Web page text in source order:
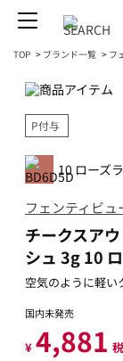
TOP > ブランド一覧 > フ
P付与
10 ローズ
フェンティビ
チークスア
シュ 3g 10
空気のように軽い
国内未発売
¥ 4,881